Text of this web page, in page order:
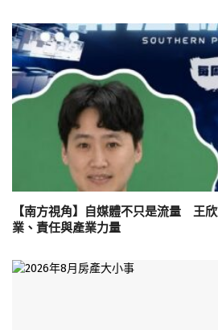
【南方視角】自媒體不只是流量 王
業、責任與產業力量